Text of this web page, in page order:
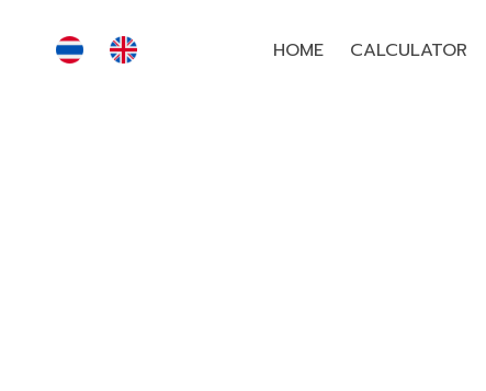
HOME CALCULATOR